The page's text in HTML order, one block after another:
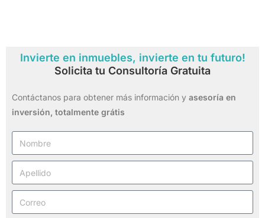
Invierte en inmuebles, invierte en tu futuro!
Solicita tu Consultoría Gratuita
Contáctanos para obtener más información y asesoría en
inversión, totalmente grátis